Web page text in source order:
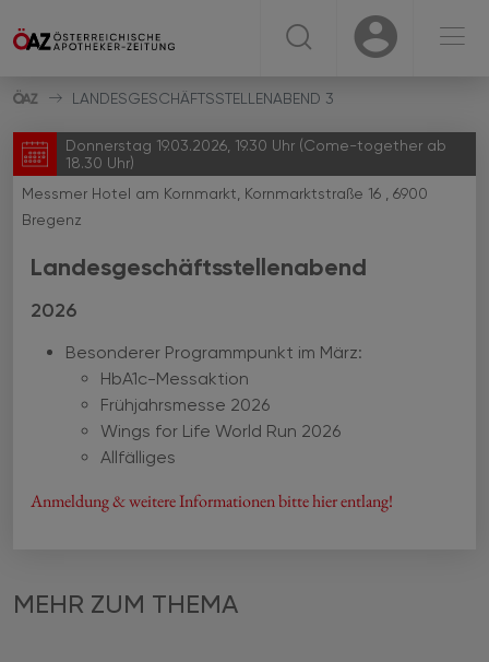
USER USER ☰
LANDESGESCHÄFTSSTELLENABEND 3
Donnerstag 19.03.2026, 19.30 Uhr (Come-together ab
18.30 Uhr)
Messmer Hotel am Kornmarkt, Kornmarktstraße 16 , 6900
Bregenz
Landesgeschäftsstellenabend
2026
Besonderer Programmpunkt im März:
HbA1c-Messaktion
Frühjahrsmesse 2026
Wings for Life World Run 2026
Allfälliges
Anmeldung & weitere Informationen bitte hier entlang!
MEHR ZUM THEMA